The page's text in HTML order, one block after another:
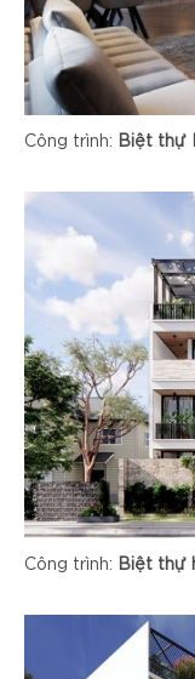
Công trình: Biệt thự
Công trình: Biệt thự